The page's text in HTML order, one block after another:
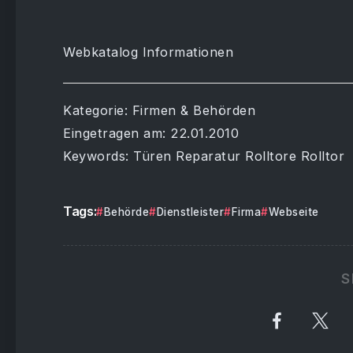
Webkatalog Informationen
Kategorie: Firmen & Behörden
Eingetragen am: 22.01.2010
Keywords: Türen Reparatur Rolltore Rolltor
Tags: Behörde Dienstleister Firma Webseite